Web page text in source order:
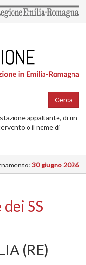
Cerca
appaltante, di un
o il nome di
30 giugno 2026
SS
(RE)